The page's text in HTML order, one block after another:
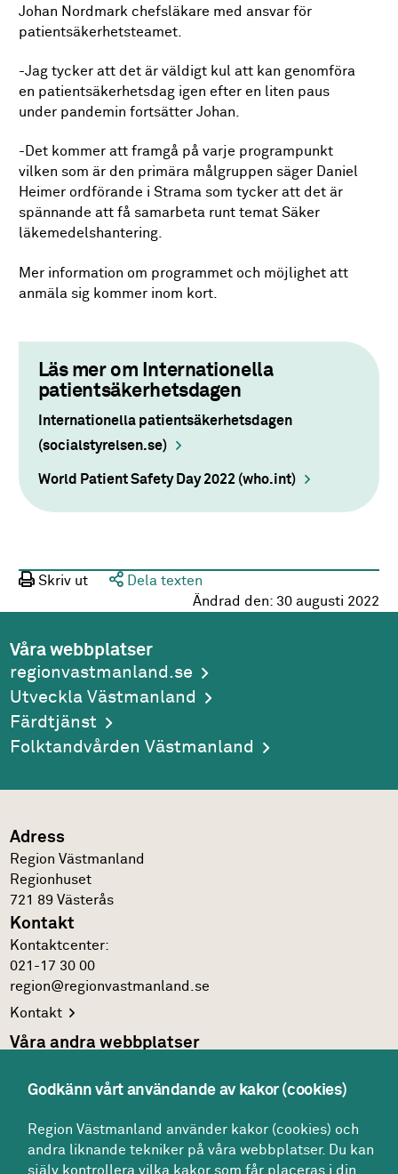
Johan Nordmark chefsläkare med ansvar för
patientsäkerhetsteamet.
-Jag tycker att det är väldigt kul att kan genomföra
en patientsäkerhetsdag igen efter en liten paus
under pandemin fortsätter Johan.
-Det kommer att framgå på varje programpunkt
vilken som är den primära målgruppen säger Daniel
Heimer ordförande i Strama som tycker att det är
spännande att få samarbeta runt temat Säker
läkemedelshantering.
Mer information om programmet och möjlighet att
anmäla sig kommer inom kort.
Läs mer om Internationella
patientsäkerhetsdagen
Internationella patientsäkerhetsdagen
(socialstyrelsen.se)
World Patient Safety Day 2022 (who.int)
Skriv ut
Dela texten
Ändrad den: 30 augusti 2022
Våra webbplatser
regionvastmanland.se
Utveckla Västmanland
Färdtjänst
Folktandvården Västmanland
Adress
Region Västmanland
Regionhuset
721 89 Västerås
Kontakt
Kontakt­center:
021-17 30 00
region@regionvastmanland.se
Kontakt
Våra andra webbplatser
Region Västmanlandsintranät
Följ oss
Facebook
Godkänn vårt användande av kakor (cookies)
Region Västmanland använder kakor (cookies) och
andra liknande tekniker på våra webbplatser. Du kan
själv kontrollera vilka kakor som får placeras i din